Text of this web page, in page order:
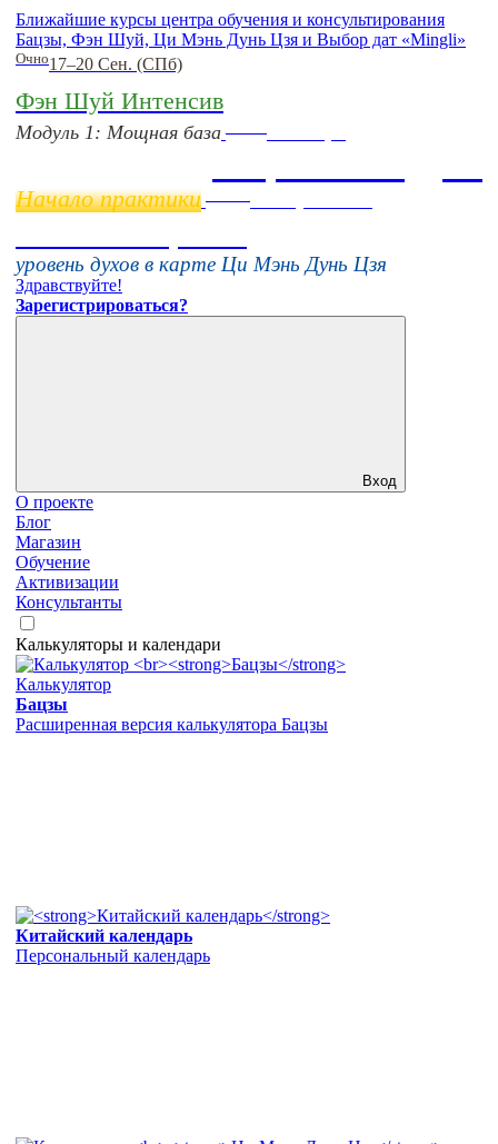
Ближайшие курсы центра обучения и консультирования
Бацзы, Фэн Шуй, Ци Мэнь Дунь Цзя и Выбор дат «Mingli»
Очно17–20 Сен. (СПб)
Фэн Шуй Интенсив
Модуль 1: Мощная база
Начало практики
уровень духов в карте Ци Мэнь Дунь Цзя
Здравствуйте!
Зарегистрироваться?
Вход
О проекте
Блог
Магазин
Обучение
Активизации
Консультанты
Калькуляторы и календари
Калькулятор
Бацзы
Расширенная версия калькулятора Бацзы
Китайский календарь
Персональный календарь